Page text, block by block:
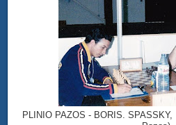
PLINIO PAZOS - BORIS.